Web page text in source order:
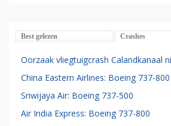
Best gelezen Crashes
Oorzaak vliegtuigcrash Calandkanaal
China Eastern Airlines: Boeing 737-800
Sriwijaya Air: Boeing 737-500
Air India Express: Boeing 737-800